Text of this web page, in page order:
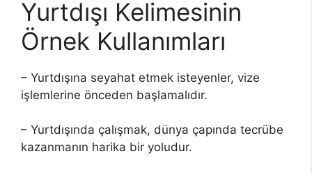
Yurtdışı Kelimesinin
Örnek Kullanımları
– Yurtdışına seyahat etmek isteyenler, vize
işlemlerine önceden başlamalıdır.
– Yurtdışında çalışmak, dünya çapında tecrübe
kazanmanın harika bir yoludur.